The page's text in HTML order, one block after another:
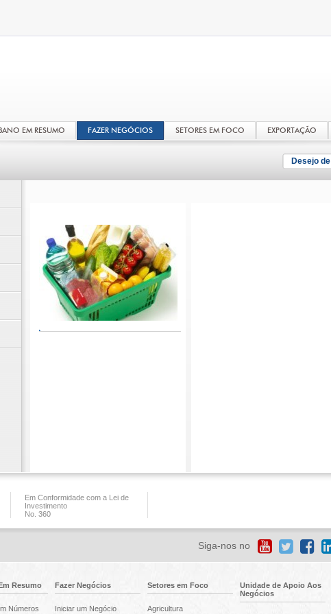
EM RESUMO FAZER NEGÓCIOS SETORES EM FOCO EXPORTAÇÃO
Desejo de
Em Conformidade com a Lei de
Investimento
No. 360
Siga-nos no
Resumo
Números
Fazer Negócios
Iniciar um Negócio
Setores em Foco
Agricultura
Unidade de Apoio Aos
Negócios